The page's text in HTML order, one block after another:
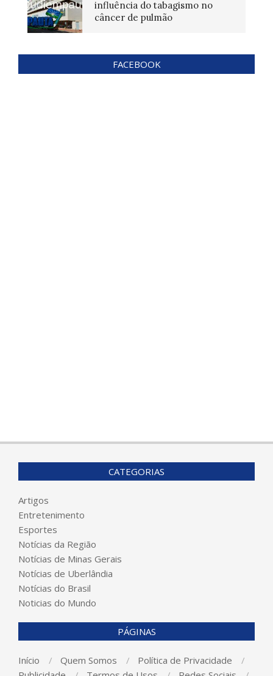
influência do tabagismo no
câncer de pulmão
FACEBOOK
CATEGORIAS
Artigos
Entretenimento
Esportes
Notícias da Região
Notícias de Minas Gerais
Notícias de Uberlândia
Notícias do Brasil
Noticias do Mundo
PÁGINAS
Início Quem Somos
Política de Privacidade